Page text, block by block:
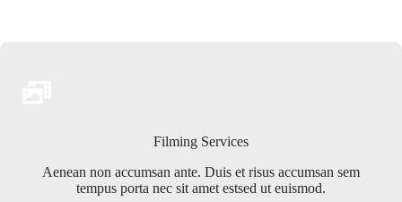
Filming Services
Aenean non accumsan ante. Duis et risus accumsan sem
tempus porta nec sit amet estsed ut euismod.